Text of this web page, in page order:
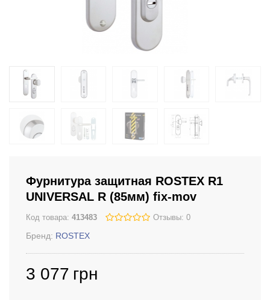
Фурнитура защитная ROSTEX R1
UNIVERSAL R (85мм) fix-mov
Код товара: 413483 Отзывы: 0
Бренд: ROSTEX
3 077 грн